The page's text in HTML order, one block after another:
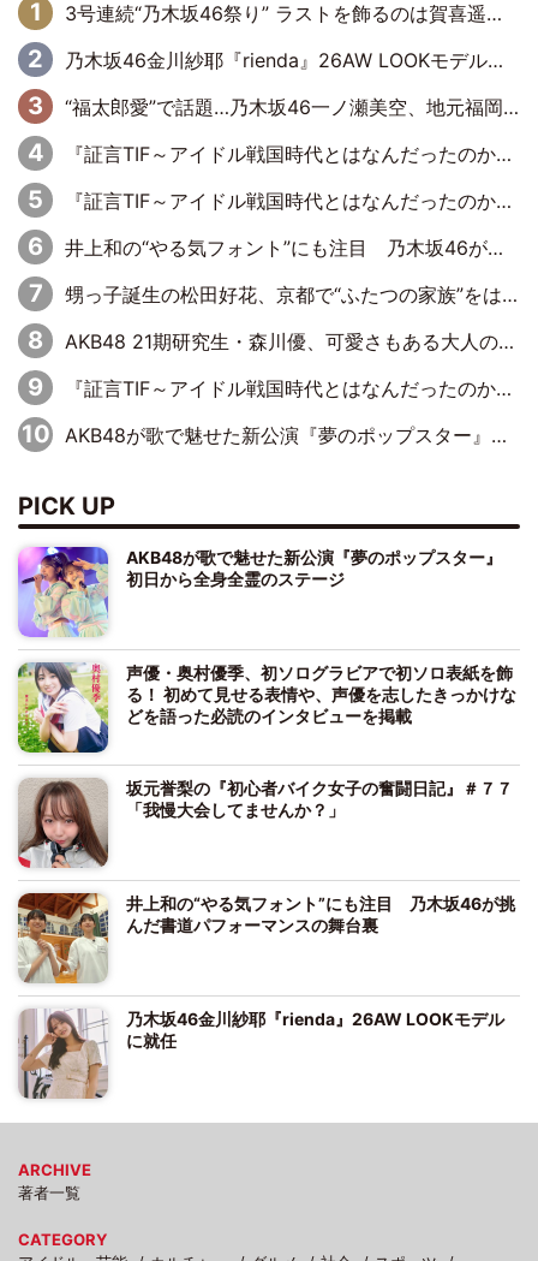
3号連続“乃木坂46祭り” ラストを飾るのは賀喜遥香…5年ぶりの登場に「5年分大人になった私を見ていただけたら」
乃木坂46金川紗耶『rienda』26AW LOOKモデルに就任
“福太郎愛”で話題…乃木坂46一ノ瀬美空、地元福岡『めんべい25周年トップサポーター』に就任
『証言TIF～アイドル戦国時代とはなんだったのか～』第6回：でんぱ組.inc・古川未鈴×相沢梨紗「『ハロプロやりたかったな』って言ったら、夢眠ねむさんに『てめえはでんぱ組．incなんだよ！』って肩パンされて(笑)」
『証言TIF～アイドル戦国時代とはなんだったのか～』第11回：私立恵比寿中学・真山りか×安本彩花「TIFで10年ぶりのキョンシーメイクをしたら、場を完全に引かせてしまって。時代が変わったんだなって」
井上和の“やる気フォント”にも注目 乃木坂46が挑んだ書道パフォーマンスの舞台裏
甥っ子誕生の松田好花、京都で“ふたつの家族”をはしご！ “母”黒谷友香に見送られ、“父”松岡昌宏とはハシゴ酒
AKB48 21期研究生・森川優、可愛さもある大人の女性に
『証言TIF～アイドル戦国時代とはなんだったのか～』第10回：さくら学院・武藤彩未×飯田らうら「正直、中3で辞めるというのを信じてなくて。そう言われてはいたけど、嘘でしょって」
AKB48が歌で魅せた新公演『夢のポップスター』 初日から全身全霊のステージ
PICK UP
AKB48が歌で魅せた新公演『夢のポップスター』
初日から全身全霊のステージ
声優・奥村優季、初ソログラビアで初ソロ表紙を飾
る！ 初めて見せる表情や、声優を志したきっかけな
どを語った必読のインタビューを掲載
坂元誉梨の『初心者バイク女子の奮闘日記』＃７７
「我慢大会してませんか？」
井上和の“やる気フォント”にも注目 乃木坂46が挑
んだ書道パフォーマンスの舞台裏
乃木坂46金川紗耶『rienda』26AW LOOKモデル
に就任
ARCHIVE
著者一覧
CATEGORY